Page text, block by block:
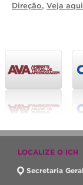
Direção, Veja
LOCALIZE O ICH
Secretaria Geral